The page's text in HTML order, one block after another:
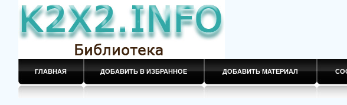
ГЛАВНАЯ ДОБАВИТЬ В ИЗБРАННОЕ ДОБАВИТЬ МАТЕРИАЛ